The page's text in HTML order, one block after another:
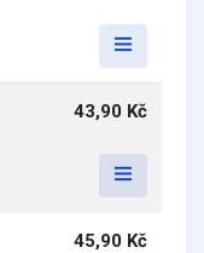
43,90 Kč
45,90 Kč